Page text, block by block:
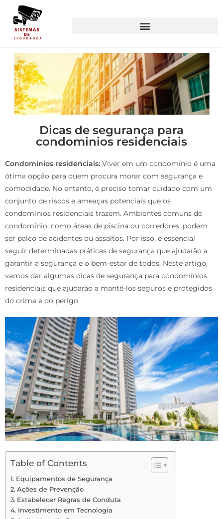
Dicas de segurança para
condominios residenciais
Condominios residenciais: Viver em um condomínio é uma
ótima opção para quem procura morar com segurança e
comodidade. No entanto, é preciso tomar cuidado com um
conjunto de riscos e ameaças potenciais que os
condomínios residenciais trazem. Ambientes comuns de
condomínio, como áreas de piscina ou corredores, podem
ser palco de acidentes ou assaltos. Por isso, é essencial
seguir determinadas práticas de segurança que ajudarão a
garantir a segurança e o bem-estar de todos. Neste artigo,
vamos dar algumas dicas de segurança para condomínios
residenciais que ajudarão a mantê-los seguros e protegidos
do crime e do perigo.
Table of Contents
Equipamentos de Segurança
Ações de Prevenção
Estabelecer Regras de Conduta
Investimento em Tecnologia